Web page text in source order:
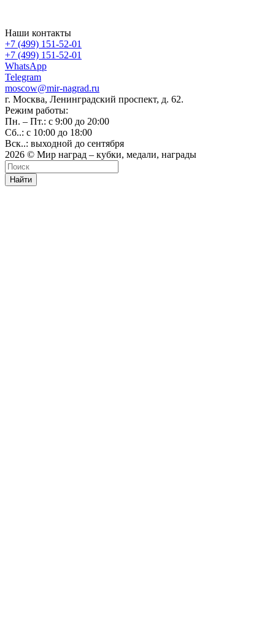
Наши контакты
+7 (499) 151-52-01
+7 (499) 151-52-01
WhatsApp
Telegram
moscow@mir-nagrad.ru
г. Москва, Ленинградский проспект, д. 62.
Режим работы:
Пн. – Пт.: с 9:00 до 20:00
Сб..: с 10:00 до 18:00
Вск..: выходной до сентября
2026 © Мир наград – кубки, медали, награды
Найти